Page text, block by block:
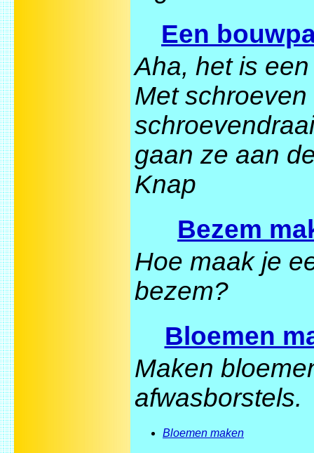
Een
Aha, het is
Met
gaan ze aan
Knap
Bezem
Hoe maak je
bezem?
Bloemen
Maken
afwasborstels.
Bloemen maken